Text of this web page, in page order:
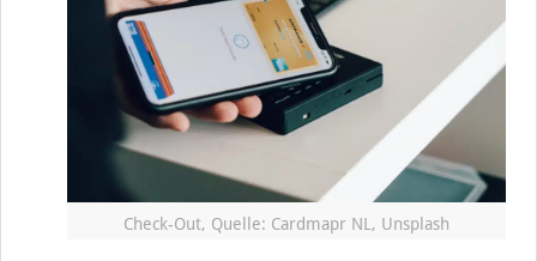
Check-Out, Quelle: Cardmapr NL, Unsplash